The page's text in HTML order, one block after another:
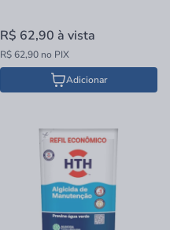
R$ 62,90 à vista
R$ 62,90 no PIX
Adicionar